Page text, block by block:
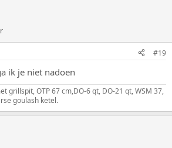
#19
ik je niet nadoen
grillspit, OTP 67 cm,DO-6 qt, DO-21 qt, WSM 37,
goulash ketel.